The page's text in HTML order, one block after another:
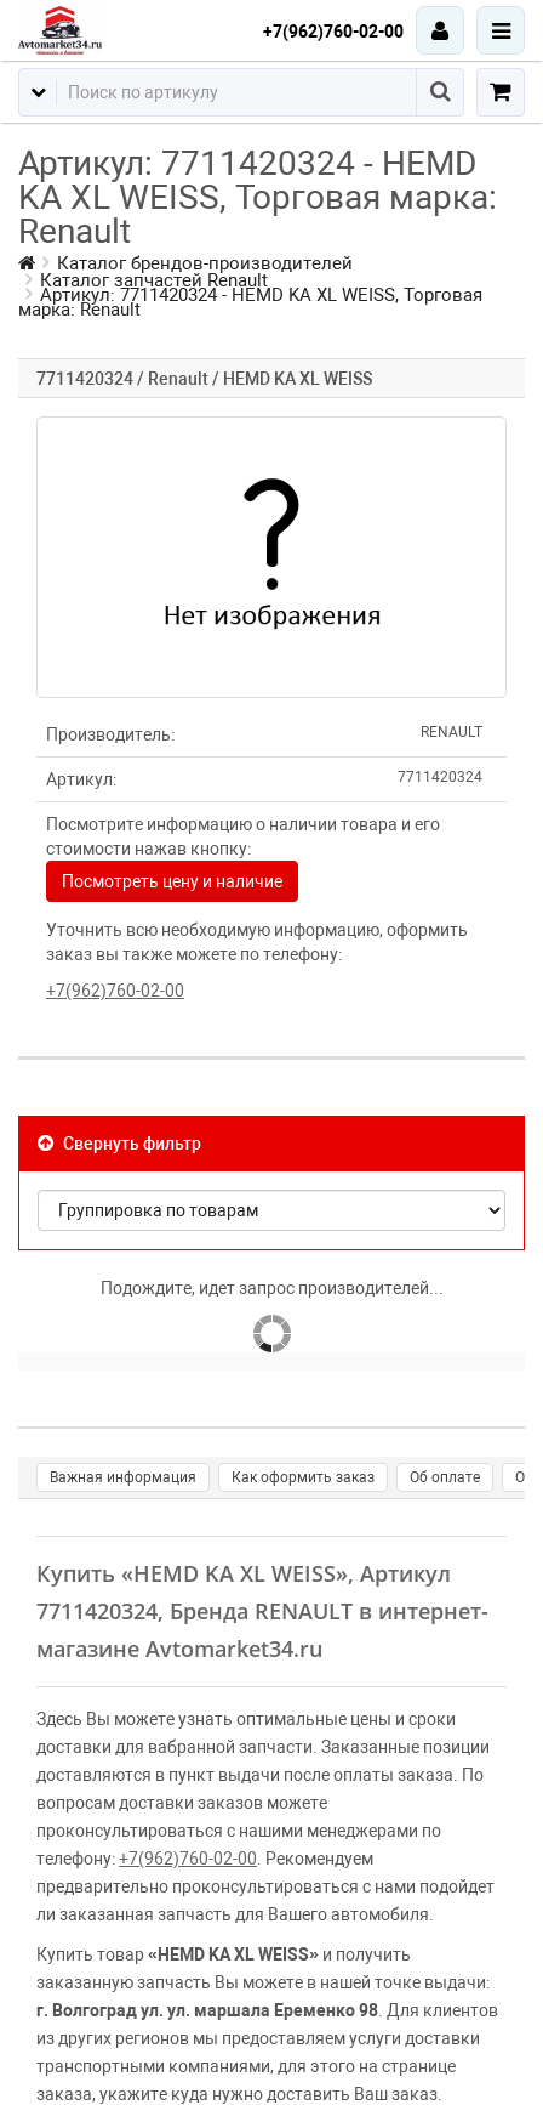
+7(962)760-02-00
Артикул: 7711420324 - HEMD
KA XL WEISS, Торговая марка:
Renault
Каталог брендов-производителей
Каталог запчастей Renault
Артикул: 7711420324 - HEMD KA XL WEISS, Торговая
марка: Renault
7711420324 / Renault / HEMD KA XL WEISS
Производитель: RENAULT
Артикул: 7711420324
Посмотрите информацию о наличии товара и его
стоимости нажав кнопку:
Посмотреть цену и наличие
Уточнить всю необходимую информацию, оформить
заказ вы также можете по телефону:
+7(962)760-02-00
Свернуть фильтр
Подождите, идет запрос производителей...
Важная информация Как оформить заказ Об оплате О
Купить «HEMD KA XL WEISS», Артикул
7711420324, Бренда RENAULT в интернет-
магазине Avtomarket34.ru
Здесь Вы можете узнать оптимальные цены и сроки
доставки для вабранной запчасти. Заказанные позиции
доставляются в пункт выдачи после оплаты заказа. По
вопросам доставки заказов можете
проконсультироваться с нашими менеджерами по
телефону:+7(962)760-02-00 . Рекомендуем
предварительно проконсультироваться с нами подойдет
ли заказанная запчасть для Вашего автомобиля.
Купить товар«HEMD KA XL WEISS» и получить
заказанную запчасть Вы можете в нашей точке выдачи:
г. Волгоград ул. ул. маршала Еременко 98 . Для клиентов
из других регионов мы предоставляем услуги доставки
транспортными компаниями, для этого на странице
заказа, укажите куда нужно доставить Ваш заказ.